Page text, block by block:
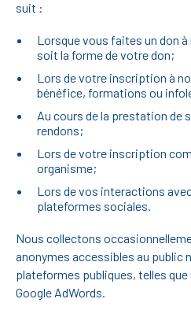
suit :
Lorsque vous faites un don
soit la forme de votre don;
Lors de votre inscription à
bénéfice, formations ou
Au cours de la prestation de
rendons;
Lors de votre inscription
organisme;
Lors de vos interactions
plateformes sociales.
Nous collectons
anonymes accessibles au public
plateformes publiques, telles que
Google AdWords.